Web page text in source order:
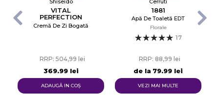
Shiseido
VITAL
PERFECTION
UPLIFTING AND
Cremă De Zi Bogată
RRP: 504,99 lei
369,99 lei
ADAUGĂ IN COŞ
Cerruti
1881
Apă De Toaletă EDT
Florale
17
de la
RRP: 88,99 lei
79,99 lei
VEZI MAI MULTE